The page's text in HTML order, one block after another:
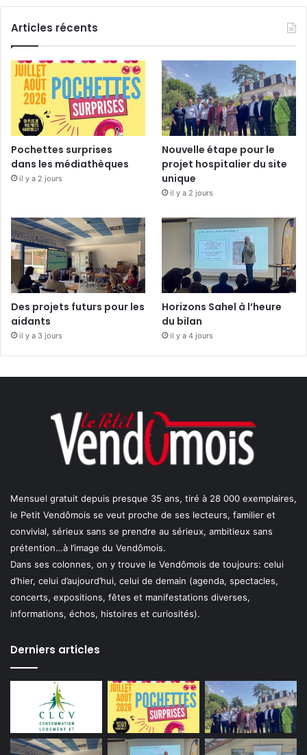
Articles récents
Pochettes surprises
dans les médiathèques
il y a 2 jours
Nouvelle étape pour le
projet hospitalier du site
unique
il y a 2 jours
Des projets futurs pour les
aidants
il y a 3 jours
Horizons Sahel à l’heure
du bilan
il y a 4 jours
Mensuel gratuit depuis presque 35 ans, tiré à 28 000 exemplaires,
le Petit Vendômois se veut proche de ses lecteurs, familier et
convivial, sérieux sans se prendre au sérieux, ambitieux sans
prétention…à l’image du Vendômois.
Dans ses colonnes, on y trouve le Vendômois de toujours: celui
d’hier, celui d’aujourd’hui, celui de demain (agenda, spectacles,
concerts, expositions, fêtes et manifestations diverses,
informations, échos, histoires et curiosités).
Derniers articles